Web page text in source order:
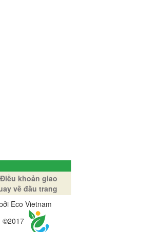
Điều khoản giao
về đầu trang
Eco Vietnam
©2017